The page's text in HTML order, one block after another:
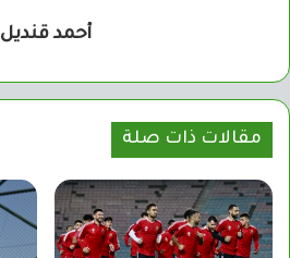
أحمد قنديل
مقالات ذات صلة